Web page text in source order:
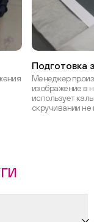
Подготовка
Менеджер
изображение в
использует
скручивании не